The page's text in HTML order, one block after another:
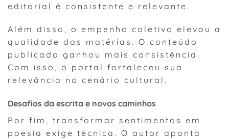
editorial é consistente e relevante.
Além disso, o empenho coletivo elevou a
qualidade das matérias. O conteúdo
publicado ganhou mais consistência.
Com isso, o portal fortaleceu sua
relevância no cenário cultural.
Desafios da escrita e novos caminhos
Por fim, transformar sentimentos em
poesia exige técnica. O autor aponta